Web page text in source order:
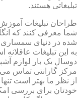
تبلیغاتی هستند.
طراحان تبلیغات
شما معرفی کنند که
شده در دنیای سمساری
به این تبلیغات
دوسال یک بار لوازم
مرکز گارانتی تماس می
از نظر ما بهتر است
خودتان برای بررسی